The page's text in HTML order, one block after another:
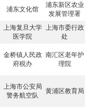
浦东文化馆
浦东新区农业
发展管理署
上海复旦大学
医学院
上海市委行政
处
金桥镇人民政
府税办
南汇区老年护
理院
上海市公安局
警务航空队
黄浦区教育局